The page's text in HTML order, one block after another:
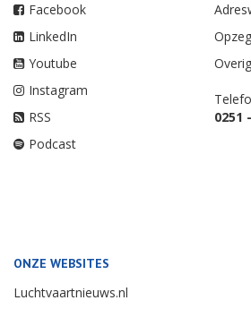
Facebook
LinkedIn
Youtube
Instagram
RSS
Podcast
0251
ONZE WEBSITES
Luchtvaartnieuws.nl